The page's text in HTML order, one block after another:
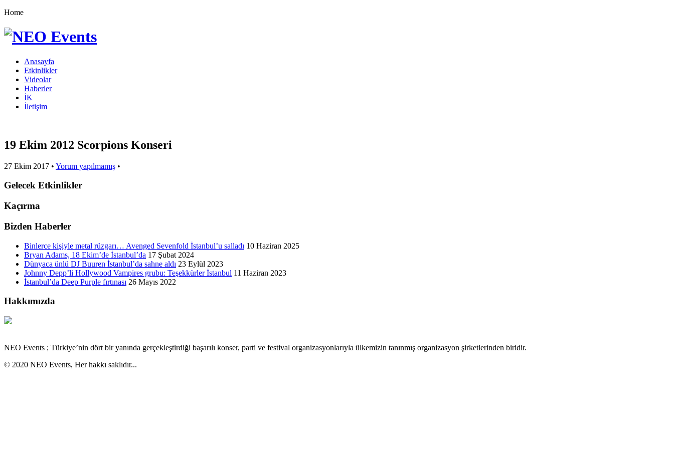
Home
Anasayfa
Etkinlikler
Videolar
Haberler
İK
İletişim
19 Ekim 2012 Scorpions Konseri
27 Ekim 2017 • Yorum yapılmamış •
Gelecek Etkinlikler
Kaçırma
Bizden Haberler
Binlerce kişiyle metal rüzgarı… Avenged Sevenfold İstanbul’u salladı 10 Haziran 2025
Bryan Adams, 18 Ekim’de İstanbul’da 17 Şubat 2024
Dünyaca ünlü DJ Buuren İstanbul’da sahne aldı 23 Eylül 2023
Johnny Depp’li Hollywood Vampires grubu: Teşekkürler İstanbul 11 Haziran 2023
İstanbul’da Deep Purple fırtınası 26 Mayıs 2022
Hakkımızda
NEO Events ; Türkiye’nin dört bir yanında gerçekleştirdiği başarılı konser, parti ve festival organizasyonlarıyla ülkemizin tanınmış organizasyon şirketlerinden biridir.
© 2020 NEO Events, Her hakkı saklıdır...